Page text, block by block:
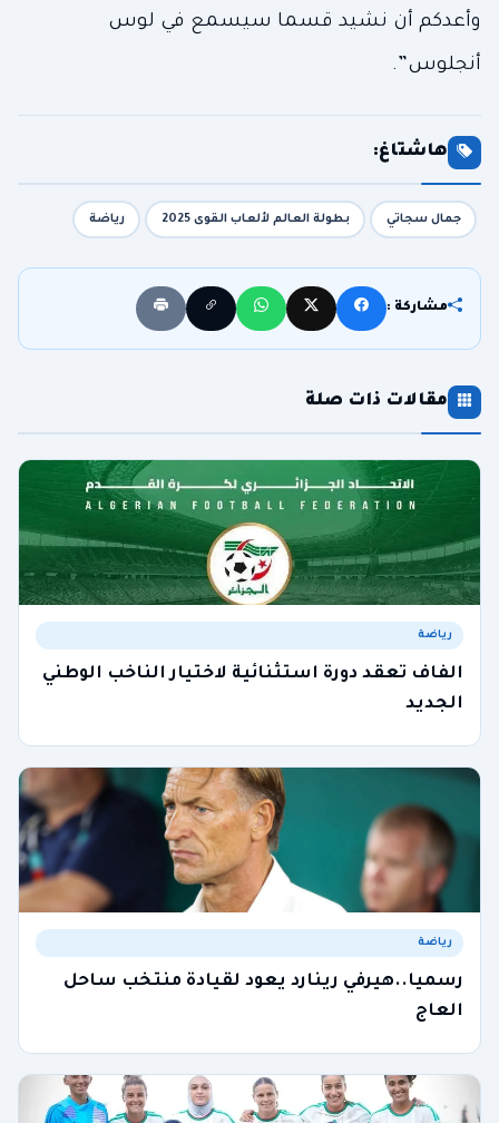
وأعدكم أن نشيد قسما سيسمع في لوس
أنجلوس”.
هاشتاغ:
جمال سجاتي بطولة العالم لألعاب القوى 2025 رياضة
مشاركة :
مقالات ذات صلة
رياضة
الفاف تعقد دورة استثنائية لاختيار الناخب الوطني
الجديد
رياضة
رسميا..هيرفي رينارد يعود لقيادة منتخب ساحل
العاج